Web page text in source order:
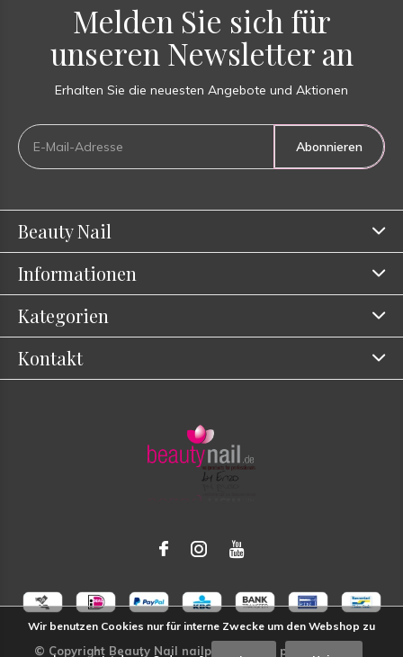
Melden Sie sich für
unseren Newsletter an
Erhalten Sie die neuesten Angebote und Aktionen
Abonnieren
Beauty Nail
Informationen
Kategorien
Kontakt
Wir benutzen Cookies nur für interne Zwecke um den Webshop zu